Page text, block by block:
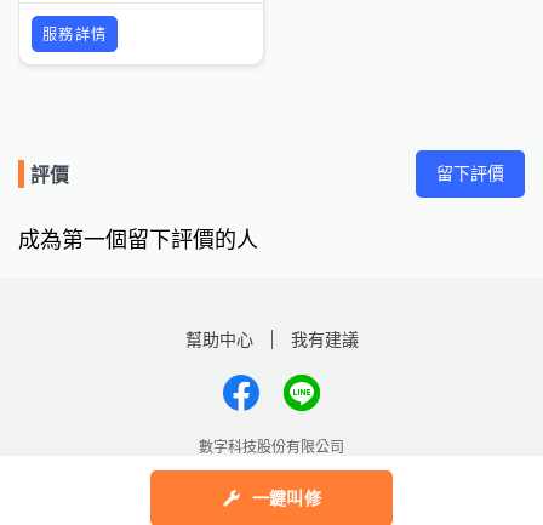
一鍵叫修
服務詳情
評價 留下評價
成為第一個留下評價的人
幫助中心 我有建議
數字科技股份有限公司
Copyright © 2025 by Addcn Technology Co., Ltd. All Rights reserved